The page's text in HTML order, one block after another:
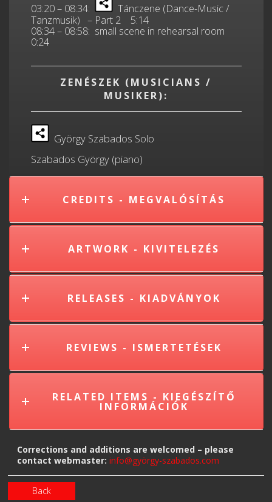
03:20 – 08:34:
Tánczene (Dance-Music /
Tanzmusik) – Part 2 5:14
08:34 – 08:58: small scene in rehearsal room
0:24
ZENÉSZEK (MUSICIANS /
MUSIKER):
György Szabados Solo
Szabados György (piano)
CREDITS - MEGVALÓSÍTÁS
ARTWORK - KIVITELEZÉS
RELEASES - KIADVÁNYOK
REVIEWS - ISMERTETÉSEK
RELATED ITEMS - KIEGÉSZÍTŐ
INFORMÁCIÓK
Corrections and additions are welcomed – please
contact webmaster: info@györgy-szabados.com
Back